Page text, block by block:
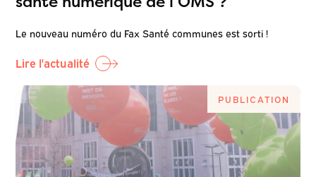
Le nouveau numéro du Fax Santé communes est sorti !
Lire l'actualité
PUBLICATION